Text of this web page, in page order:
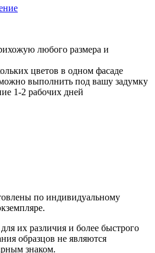
любого размера и
цветов в одном фасаде
выполнить под вашу задумку
1-2 рабочих дней
по индивидуальному
их различия и более быстрого
образцов не являются
знаком.